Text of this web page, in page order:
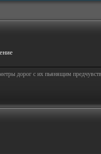
дорог с их пьянящим